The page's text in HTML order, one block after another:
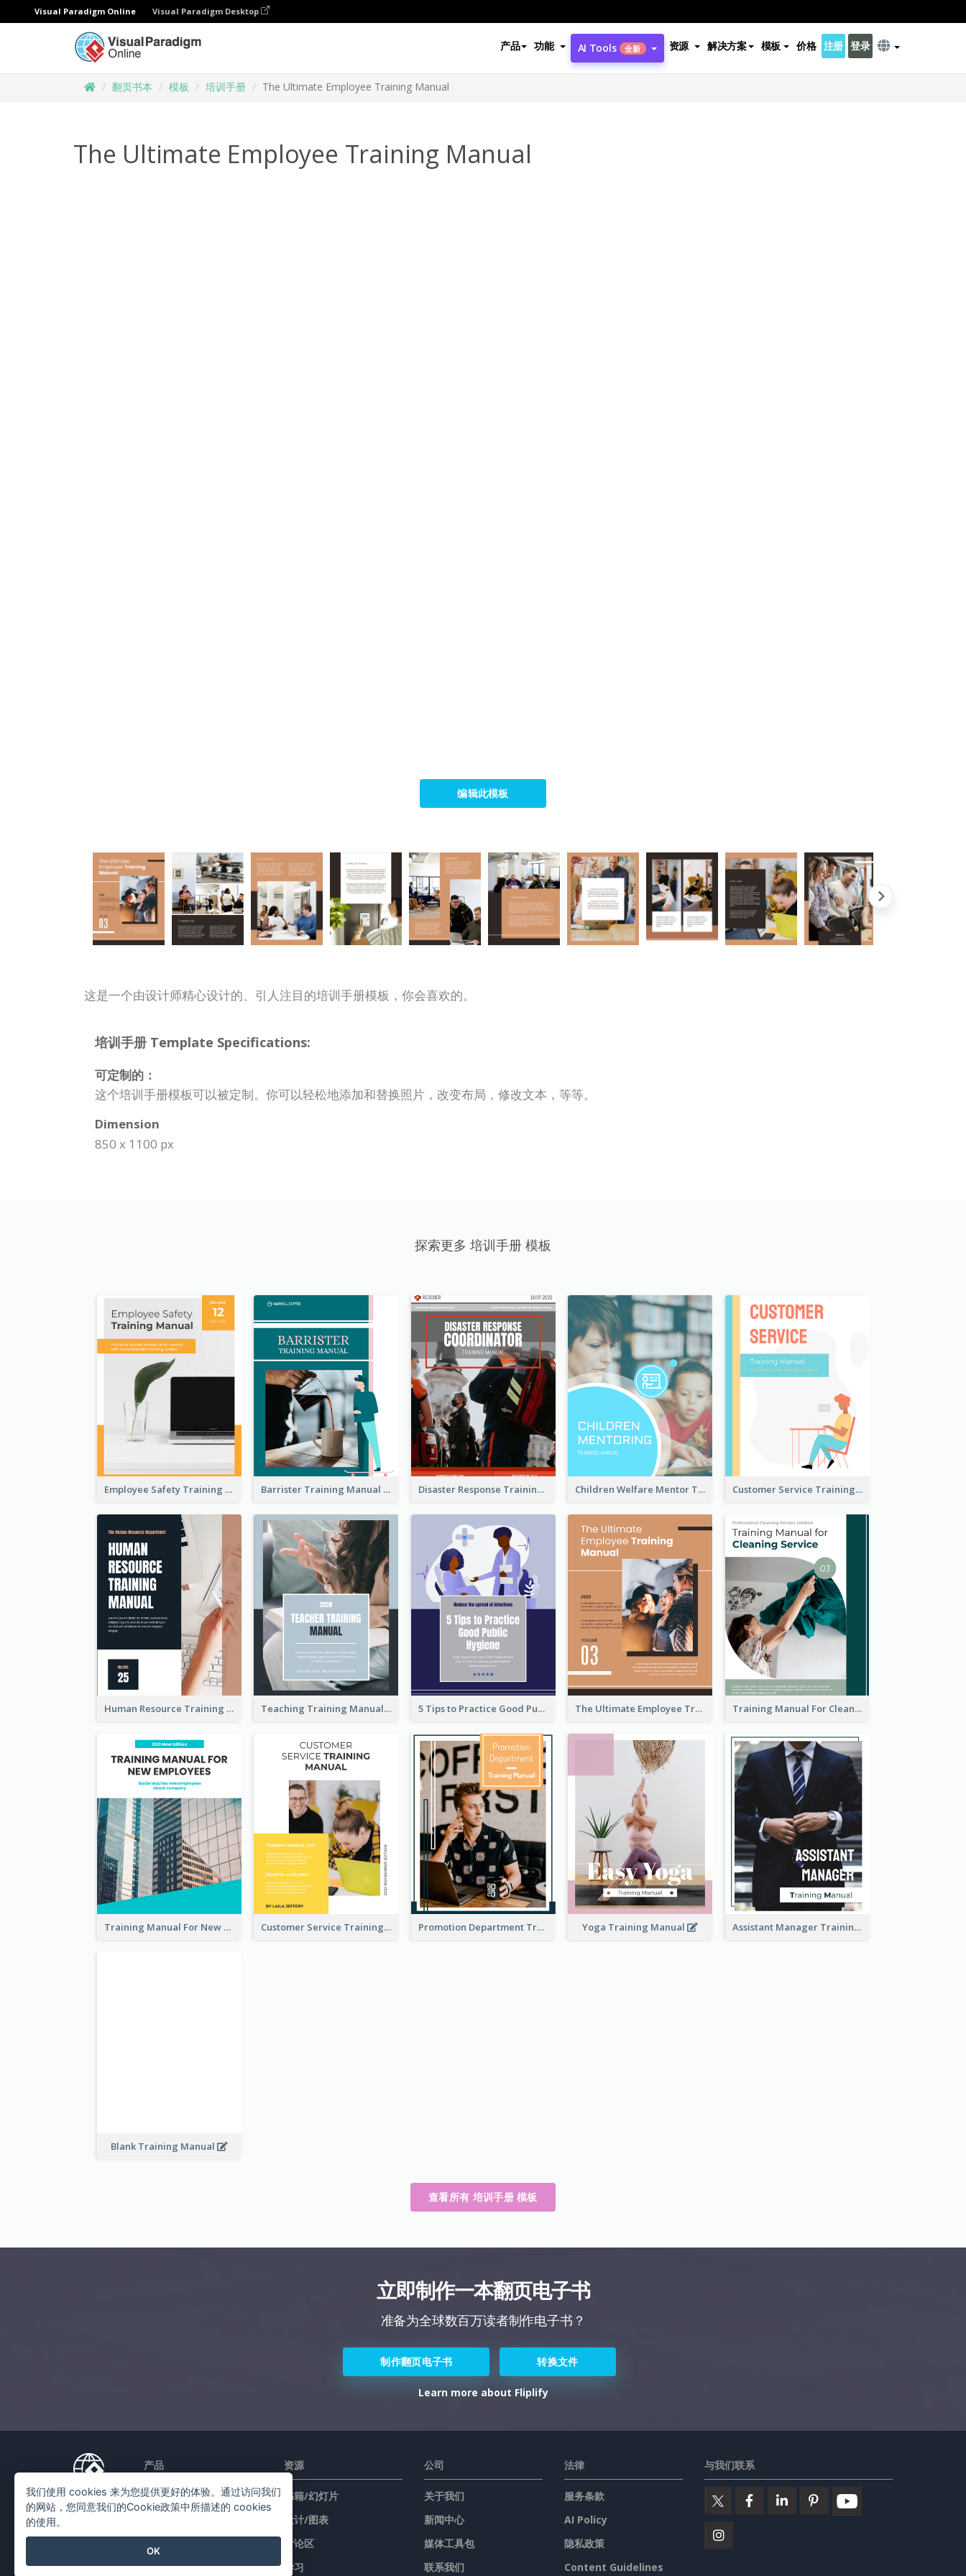
Visual Paradigm Online Visual Paradigm Desktop
产品 功能 AI Tools 全新 资源 解决方案 模板 价格 注册 登录
翻页书本 模板 培训手册 The Ultimate Employee Training Manual
The Ultimate Employee Training Manual
编辑此模板
这是一个由设计师精心设计的、引人注目的培训手册模板，你会喜欢的。
培训手册 Template Specifications:
可定制的：
这个培训手册模板可以被定制。你可以轻松地添加和替换照片，改变布局，修改文本，等等。
Dimension
850 x 1100 px
探索更多 培训手册 模板
Employee Safety Training Manual Barrister Training Manual Disaster Response Training Manual Children Welfare Mentor Training Manual Customer Service Training Manual
Human Resource Training Manual Teaching Training Manual 5 Tips to Practice Good Public Hygiene The Ultimate Employee Training Manual Training Manual For Cleaning Service
Training Manual For New Employee Customer Service Training Manual Promotion Department Training Manual Yoga Training Manual Assistant Manager Training Manual
Blank Training Manual
查看所有 培训手册 模板
立即制作一本翻页电子书
准备为全球数百万读者制作电子书？
制作翻页电子书 转换文件
Learn more about Fliplify
产品
PDF 工具套件
设计工具
资源
书籍/幻灯片
设计/图表
讨论区
学习
公司
关于我们
新闻中心
媒体工具包
联系我们
法律
服务条款
AI Policy
隐私政策
Content Guidelines
与我们联系
我们使用 cookies 来为您提供更好的体验。通过访问我们
的网站，您同意我们的Cookie政策中所描述的 cookies
的使用。
OK